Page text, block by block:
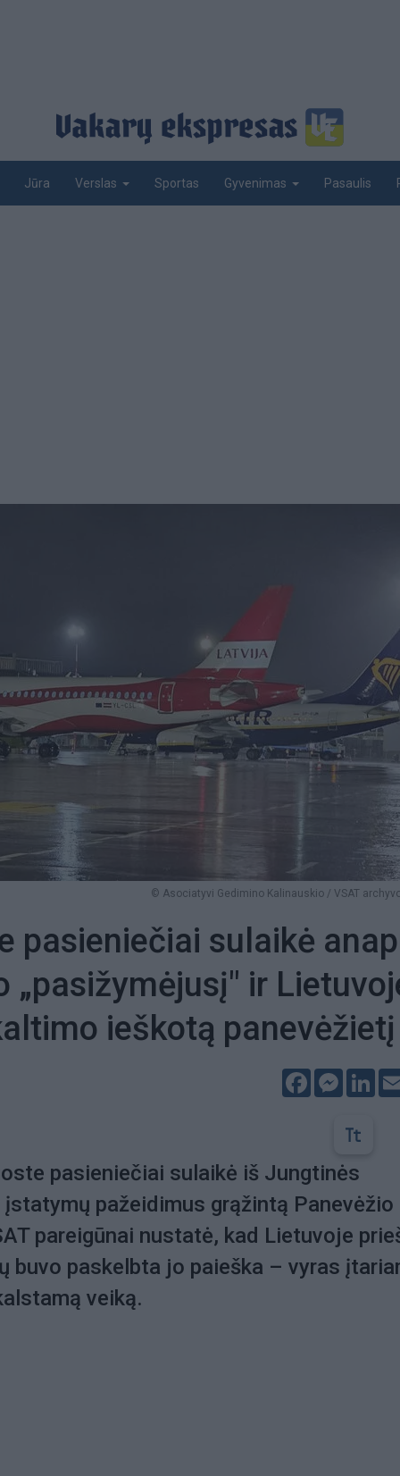
Jūra Verslas Sportas Gyvenimas Pasaulis
© Asociatyvi Gedimino Kalinauskio / VSAT
pasieniečiai sulaikė
„pasižymėjusį" ir
ieškotą panevėžietį
Facebook
pasieniečiai sulaikė iš Jungtinės
pažeidimus grąžintą Panevėžio
pareigūnai nustatė, kad Lietuvoje
buvo paskelbta jo paieška – vyras
veiką.